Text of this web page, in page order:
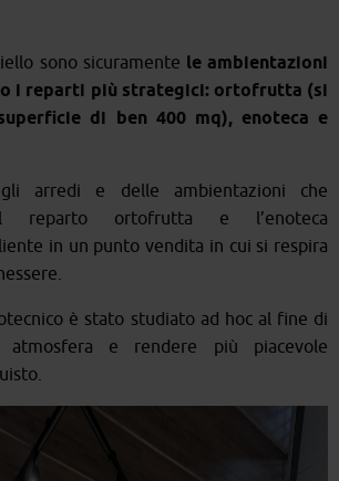
sono sicuramente le ambientazioni
i reparti più strategici: ortofrutta (si
di ben 400 mq), enoteca e
arredi e delle ambientazioni che
il reparto ortofrutta e l’enoteca
in un punto vendita in cui si respira
è stato studiato ad hoc al fine di
e rendere più piacevole